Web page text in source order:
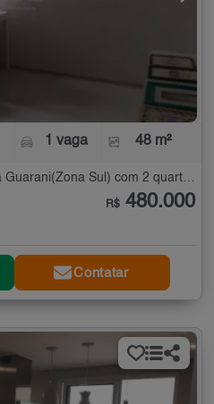
1 vaga 48 m²
Apartamento à Venda na Vila Guarani(Zona Sul) com 2 quartos - 48 m²
R$ 480.000
Contatar